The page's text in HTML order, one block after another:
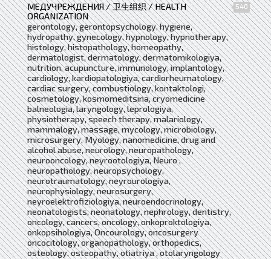
МЕДУЧРЕЖДЕНИЯ / 卫生组织 / HEALTH
ORGANIZATION
540
gerontology, gerontopsychology, hygiene,
hydropathy, gynecology, hypnology, hypnotherapy,
histology, histopathology, homeopathy,
dermatologist, dermatology, dermatomikologiya,
nutrition, acupuncture, immunology, implantology,
cardiology, kardiopatologiya, cardiorheumatology,
cardiac surgery, combustiology, kontaktologi,
cosmetology, kosmomeditsina, cryomedicine
balneologia, laryngology, leprologiya,
physiotherapy, speech therapy, malariology,
mammalogy, massage, mycology, microbiology,
microsurgery, Myology, nanomedicine, drug and
alcohol abuse, neurology, neuropathology,
neurooncology, neyrootologiya, Neuro ,
neuropathology, neuropsychology,
neurotraumatology, neyrourologiya,
neurophysiology, neurosurgery,
neyroelektrofiziologiya, neuroendocrinology,
neonatologists, neonatology, nephrology, dentistry,
oncology, cancers, oncology, onkoproktologiya,
onkopsihologiya, Oncourology, oncosurgery
oncocitology, organopathology, orthopedics,
osteology, osteopathy, otiatriya , otolaryngology